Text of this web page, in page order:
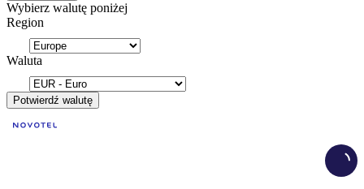
Wybierz walutę poniżej
Region
Waluta
Potwierdź walutę